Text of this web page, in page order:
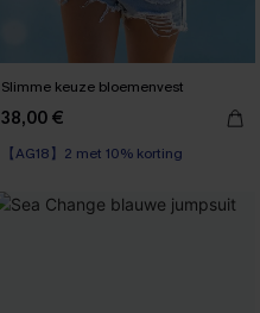
Slimme keuze bloemenvest
38,00 €
【AG18】2 met 10% korting